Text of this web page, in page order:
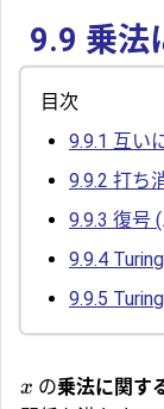
9.9 乗法
目次
9.9.1 互い
9.9.2 打ち
9.9.3 復号
9.9.4
9.9.5
x の乗法に関す